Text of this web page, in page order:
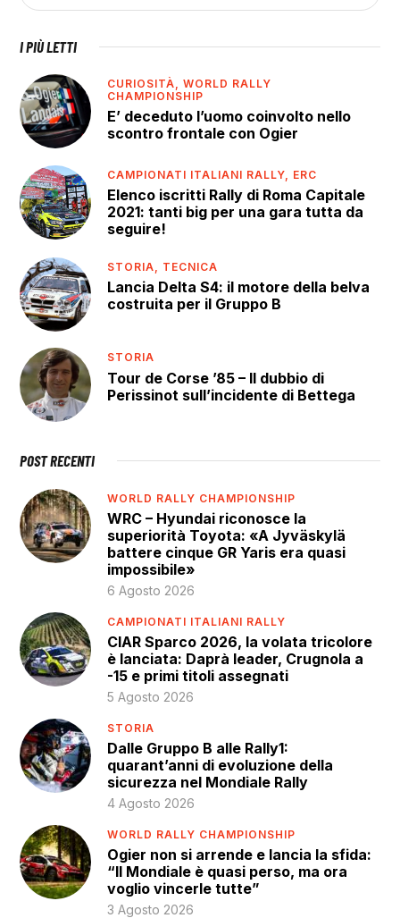
I PIÙ LETTI
CURIOSITÀ,WORLD RALLY
CHAMPIONSHIP
E’ deceduto l’uomo coinvolto nello
scontro frontale con Ogier
CAMPIONATI ITALIANI RALLY, ERC
Elenco iscritti Rally di Roma Capitale
2021: tanti big per una gara tutta da
seguire!
STORIA, TECNICA
Lancia Delta S4: il motore della belva
costruita per il Gruppo B
STORIA
Tour de Corse ’85 – Il dubbio di
Perissinot sull’incidente di Bettega
POST RECENTI
WORLD RALLY CHAMPIONSHIP
WRC – Hyundai riconosce la
superiorità Toyota: «A Jyväskylä
battere cinque GR Yaris era quasi
impossibile»
6 Agosto 2026
CAMPIONATI ITALIANI RALLY
CIAR Sparco 2026, la volata tricolore
è lanciata: Daprà leader, Crugnola a
-15 e primi titoli assegnati
5 Agosto 2026
STORIA
Dalle Gruppo B alle Rally1:
quarant’anni di evoluzione della
sicurezza nel Mondiale Rally
4 Agosto 2026
WORLD RALLY CHAMPIONSHIP
Ogier non si arrende e lancia la sfida:
“Il Mondiale è quasi perso, ma ora
voglio vincerle tutte”
3 Agosto 2026